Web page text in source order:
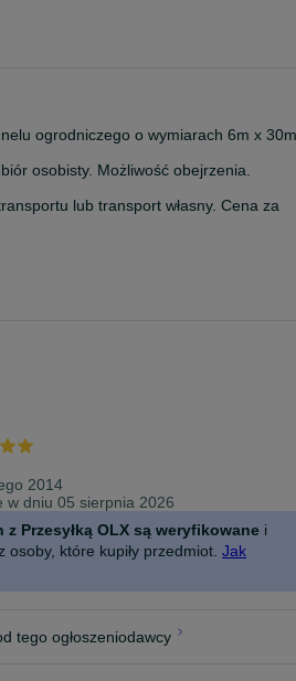
ogrodniczego o wymiarach 6m x
osobisty. Możliwość obejrzenia.
lub transport własny. Cena za
2014
w dniu 05 sierpnia 2026
Przesyłką OLX są weryfikowane i
które kupiły przedmiot. Jak
tego ogłoszeniodawcy